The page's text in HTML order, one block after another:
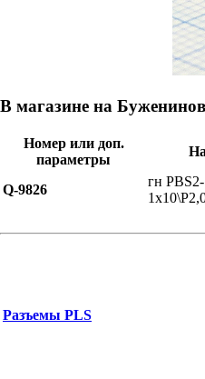
В магазине на
Номер или доп.
параметры
Q-9826
гн PBS2-
Разъемы PLS